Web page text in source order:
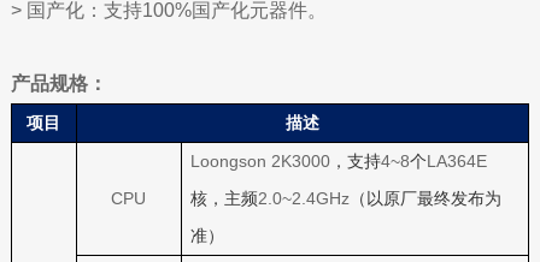
>国产化：支持100%国产化元器件。
产品规格：
项目 描述
CPU
Loongson 2K3000，支持4~8个LA364E
核，主频2.0~2.4GHz（以原厂最终发布为
准）